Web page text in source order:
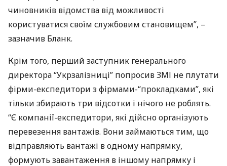
чиновників відомства від можливості
користуватися своїм службовим становищем”, –
зазначив Бланк.
Крім того, перший заступник генерального
директора “Укрзалізниці” попросивЗМІ не плутати
фірми-експедитори з фірмами-“прокладками”, які
тільки збирають три відсотки і нічого не роблять.
“Є компанії-експедитори, які дійсно організують
перевезення вантажів. Вони займаються тим, що
відправляють вантажі в одному напрямку,
формують завантаження в іншому напрямку і